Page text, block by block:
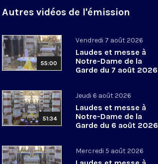
Autres vidéos de l'émission
55:00
Vendredi 7 août 2026
Laudes et messe à
Notre-Dame de la
Garde du 7 août 2026
51:34
Jeudi 6 août 2026
Laudes et messe à
Notre-Dame de la
Garde du 6 août 2026
Mercredi 5 août 2026